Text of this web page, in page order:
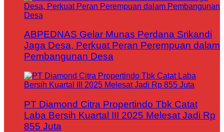
ABPEDNAS Gelar Munas Perdana Srikandi
Jaga Desa, Perkuat Peran Perempuan dalam
Pembangunan Desa
PT Diamond Citra Propertindo Tbk Catat
Laba Bersih Kuartal III 2025 Melesat Jadi Rp
855 Juta